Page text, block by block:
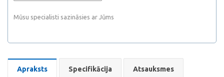
Mūsu specialisti sazināsies ar Jūms
Apraksts Specifikācija Atsauksmes